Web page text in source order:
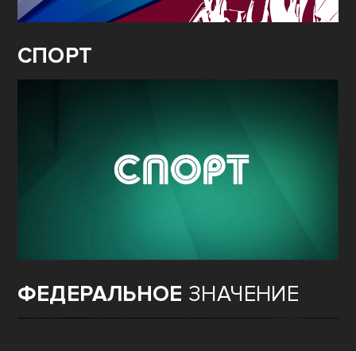
СПОРТ
ФЕДЕРАЛЬНОЕ ЗНАЧЕНИЕ